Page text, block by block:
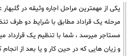
یکی از مهمترین مراحل اجاره وثیقه در
مرحله یک قراداد مطابق با شرایط دو طرف
مستاجر میرسد ، شما با تنظیم یک قرارداد
و زیان هایی که در حین کار و یا بعد از